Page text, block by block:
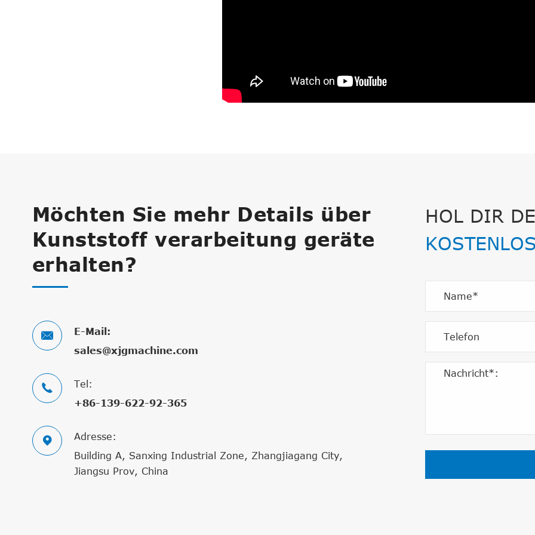
Möchten Sie mehr Details über
Kunststoff verarbeitung geräte
erhalten?

E-Mail:
sales@xjgmachine.com

Tel:
+86-139-622-92-365

Adresse:
Building A, Sanxing Industrial Zone, Zhangjiagang City,
Jiangsu Prov, China
HOL DIR